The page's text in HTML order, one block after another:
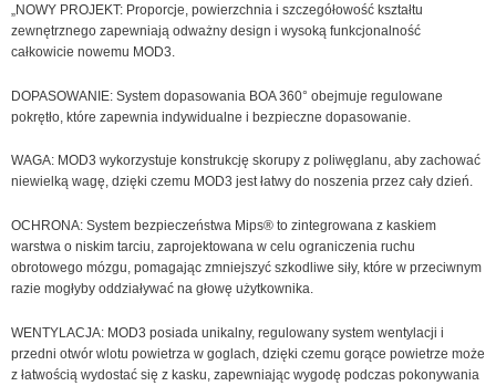
„NOWY PROJEKT: Proporcje, powierzchnia i szczegółowość kształtu
zewnętrznego zapewniają odważny design i wysoką funkcjonalność
całkowicie nowemu MOD3.
DOPASOWANIE: System dopasowania BOA 360° obejmuje regulowane
pokrętło, które zapewnia indywidualne i bezpieczne dopasowanie.
WAGA: MOD3 wykorzystuje konstrukcję skorupy z poliwęglanu, aby zachować
niewielką wagę, dzięki czemu MOD3 jest łatwy do noszenia przez cały dzień.
OCHRONA: System bezpieczeństwa Mips® to zintegrowana z kaskiem
warstwa o niskim tarciu, zaprojektowana w celu ograniczenia ruchu
obrotowego mózgu, pomagając zmniejszyć szkodliwe siły, które w przeciwnym
razie mogłyby oddziaływać na głowę użytkownika.
WENTYLACJA: MOD3 posiada unikalny, regulowany system wentylacji i
przedni otwór wlotu powietrza w goglach, dzięki czemu gorące powietrze może
z łatwością wydostać się z kasku, zapewniając wygodę podczas pokonywania